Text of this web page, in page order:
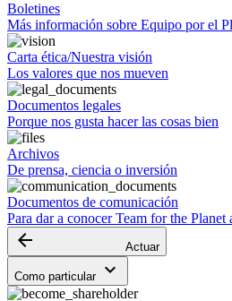
Boletines
Más información sobre Equipo por el
Carta ética/Nuestra visión
Los valores que nos mueven
Documentos legales
Porque nos gusta hacer las cosas bien
Archivos
De prensa, ciencia o inversión
Documentos de comunicación
Para dar a conocer Team for the Planet
arrow_backward Actuar
Como particular keyboard_arrow_down